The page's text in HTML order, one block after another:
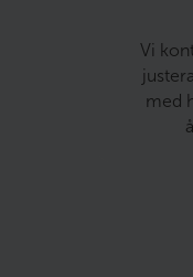
Vi
med